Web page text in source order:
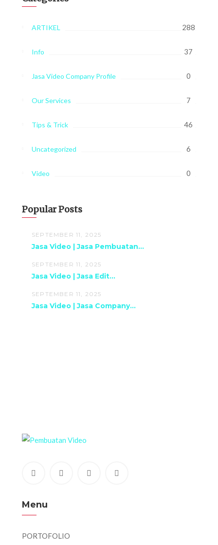
ARTIKEL 288
Info 37
Jasa Video Company Profile 0
Our Services 7
Tips & Trick 46
Uncategorized 6
Video 0
Popular Posts
SEPTEMBER 11, 2025
Jasa Video | Jasa Pembuatan...
SEPTEMBER 11, 2025
Jasa Video | Jasa Edit...
SEPTEMBER 11, 2025
Jasa Video | Jasa Company...
Menu
PORTOFOLIO